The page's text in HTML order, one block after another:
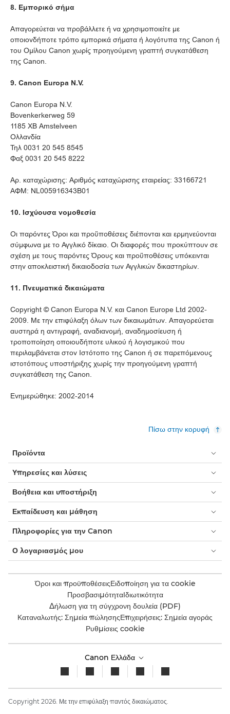
8. Εμπορικό σήμα
Απαγορεύεται να προβάλλετε ή να χρησιμοποιείτε με
οποιονδήποτε τρόπο εμπορικά σήματα ή λογότυπα της Canon ή
του Ομίλου Canon χωρίς προηγούμενη γραπτή συγκατάθεση
της Canon.
9. Canon Europa N.V.
Canon Europa N.V.
Bovenkerkerweg 59
1185 XB Amstelveen
Ολλανδία
Τηλ 0031 20 545 8545
Φαξ 0031 20 545 8222
Αρ. καταχώρισης: Αριθμός καταχώρισης εταιρείας: 33166721
ΑΦΜ: NL005916343B01
10. Ισχύουσα νομοθεσία
Οι παρόντες Όροι και προϋποθέσεις διέπονται και ερμηνεύονται
σύμφωνα με το Αγγλικό δίκαιο. Οι διαφορές που προκύπτουν σε
σχέση με τους παρόντες Όρους και προϋποθέσεις υπόκεινται
στην αποκλειστική δικαιοδοσία των Αγγλικών δικαστηρίων.
11. Πνευματικά δικαιώματα
Copyright © Canon Europa N.V. και Canon Europe Ltd 2002-
2009. Με την επιφύλαξη όλων των δικαιωμάτων. Απαγορεύεται
αυστηρά η αντιγραφή, αναδιανομή, αναδημοσίευση ή
τροποποίηση οποιουδήποτε υλικού ή λογισμικού που
περιλαμβάνεται στον Ιστότοπο της Canon ή σε παρεπόμενους
ιστοτόπους υποστήριξης χωρίς την προηγούμενη γραπτή
συγκατάθεση της Canon.
Ενημερώθηκε: 2002-2014
Πίσω στην κορυφή
Προϊόντα
Υπηρεσίες και λύσεις
Βοήθεια και υποστήριξη
Εκπαίδευση και μάθηση
Πληροφορίες για την Canon
Ο λογαριασμός μου
Όροι και προϋποθέσειςΕιδοποίηση για τα cookie
ΠροσβασιμότηταΙδιωτικότητα
Δήλωση για τη σύγχρονη δουλεία (PDF)
Καταναλωτής: Σημεία πώλησηςΕπιχειρήσεις: Σημεία αγοράς
Ρυθμίσεις cookie
Canon Ελλάδα
Copyright 2026. Με την επιφύλαξη παντός δικαιώματος.